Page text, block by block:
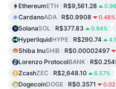
EthereumETH R$9,561.28
CardanoADA R$0.9908 0.48%
SolanaSOL R$377.83 0.94%
HyperliquidHYPE R$290.74
Shiba InuSHIB R$0.00002497
Lorenzo ProtocolBANK
ZcashZEC R$2,648.10 6.57%
DogecoinDOGE R$0.3571